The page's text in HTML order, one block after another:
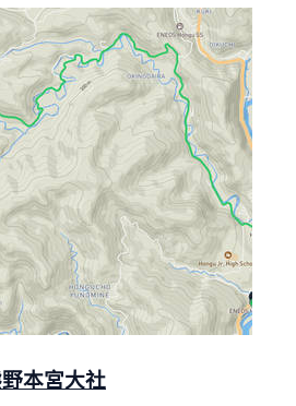
本宮大社